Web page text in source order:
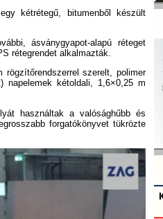
kétrétegű, bitumenből készült
ásványgyapot-alapú réteget
rétegrendet alkalmazták.
rögzítőrendszerrel szerelt, polimer
napelemek kétoldali, 1,6×0,25 m
használtak a valósághűbb és
forgatókönyvet tükrözte